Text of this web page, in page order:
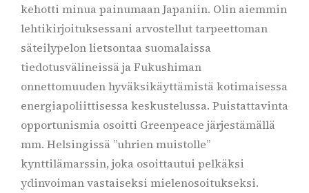
kehotti minua painumaan Japaniin. Olin aiemmin
lehtikirjoituksessani arvostellut tarpeettoman
säteilypelon lietsontaa suomalaissa
tiedotusvälineissä ja Fukushiman
onnettomuuden hyväksikäyttämistä kotimaisessa
energiapoliittisessa keskustelussa. Puistattavinta
opportunismia osoitti Greenpeace järjestämällä
mm. Helsingissä ”uhrien muistolle”
kynttilämarssin, joka osoittautui pelkäksi
ydinvoiman vastaiseksi mielenosoitukseksi.